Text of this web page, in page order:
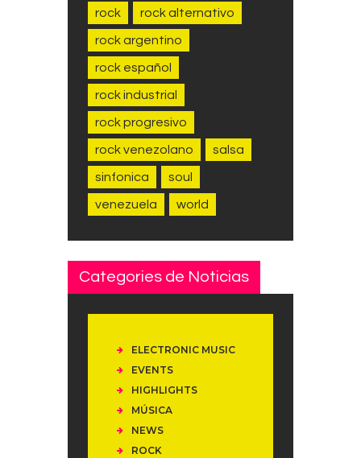
rock rock alternativo
rock argentino
rock español
rock industrial
rock progresivo
rock venezolano salsa
sinfonica soul
venezuela world
Categories de Noticias
ELECTRONIC MUSIC
EVENTS
HIGHLIGHTS
MÚSICA
NEWS
ROCK